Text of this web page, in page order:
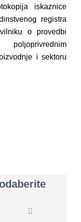
iskaznice
registra
o provedbi
i sektoru